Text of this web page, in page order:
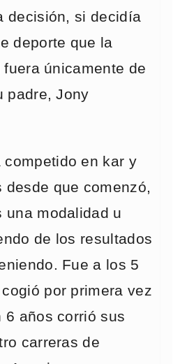
decisión, si decidía
deporte que la
únicamente de
padre, Jony
competido en kar y
desde que comenzó,
una modalidad u
de los resultados
Fue a los 5
por primera vez
6 años corrió sus
carreras de